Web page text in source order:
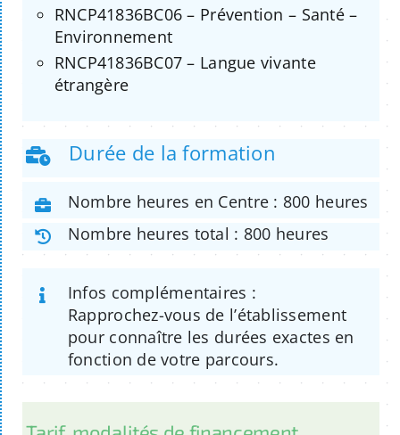
RNCP41836BC06 – Prévention – Santé –
Environnement
RNCP41836BC07 – Langue vivante
étrangère
Durée de la formation
Nombre heures en Centre : 800 heures
Nombre heures total : 800 heures
Infos complémentaires :
Rapprochez-vous de l’établissement
pour connaître les durées exactes en
fonction de votre parcours.